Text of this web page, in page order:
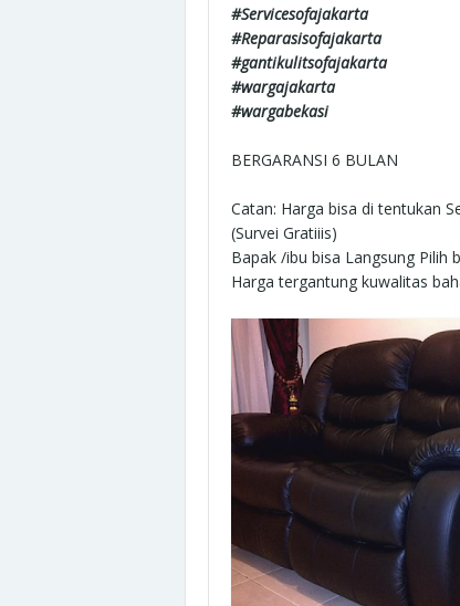
#Servicesofajakarta
#Reparasisofajakarta
#gantikulitsofajakarta
#wargajakarta
#wargabekasi
BERGARANSI 6 BULAN
Catan: Harga bisa di tentukan
(Survei Gratiiis)
Bapak /ibu bisa Langsung
Harga tergantung kuwalitas